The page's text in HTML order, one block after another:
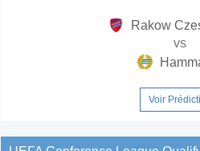
Rakow
vs
Voir